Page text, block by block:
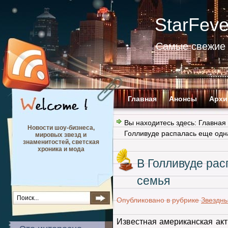
Самые свежие
Главная Анонсы
Новости шоу-бизнеса,
мировых звезд и
знаменитостей, светская
хроника и мода
Вы находитесь здесь: Главная
Голливуде распалась еще
В Голливуде
семья
Опубликовано в рубрике
Известная американская